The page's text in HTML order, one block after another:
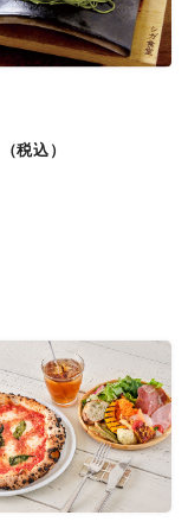
（税込）